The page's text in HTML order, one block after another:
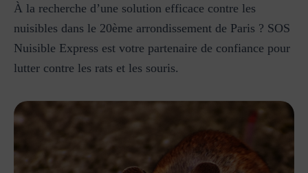
À la recherche d’une solution efficace contre les
nuisibles dans le 20ème arrondissement de Paris ? SOS
Nuisible Express est votre partenaire de confiance pour
lutter contre les rats et les souris.